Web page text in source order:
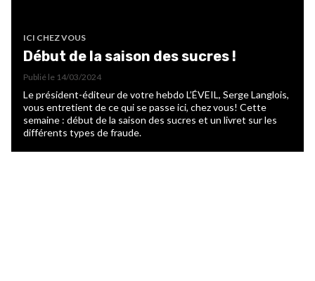
ICI CHEZ VOUS
Début de la saison des sucres !
Publié le 14/03/2024
Le président-éditeur de votre hebdo L’ÉVEIL, Serge Langlois,
vous entretient de ce qui se passe ici, chez vous! Cette
semaine : début de la saison des sucres et un livret sur les
différents types de fraude.